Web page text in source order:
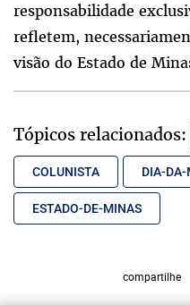
responsabilidade
refletem,
visão do Estado de
Tópicos relacionados:
COLUNISTA DIA-
ESTADO-DE-MINAS
compartilhe